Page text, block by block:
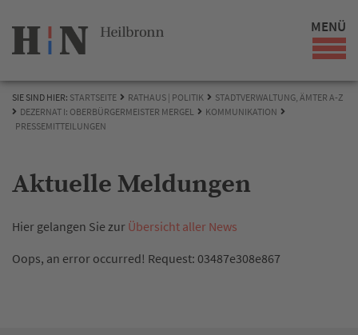
MENÜ
SIE SIND HIER: STARTSEITE RATHAUS | POLITIK
STADTVERWALTUNG, ÄMTER A-Z
DEZERNAT I: OBERBÜRGERMEISTER MERGEL
KOMMUNIKATION
PRESSEMITTEILUNGEN
Aktuelle Meldungen
Hier gelangen Sie zur Übersicht aller News
Oops, an error occurred! Request: 03487e308e867